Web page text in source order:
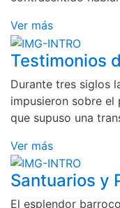
Ver más
Testimonios
Durante tres siglos
impusieron sobre el
que supuso una
Ver más
Santuarios y
El esplendor